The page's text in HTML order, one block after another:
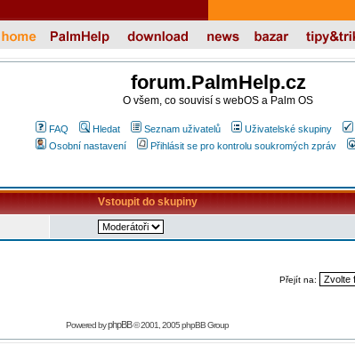
forum.PalmHelp.cz
O všem, co souvisí s webOS a Palm OS
FAQ Hledat Seznam uživatelů Uživatelské skupiny
Osobní nastavení
Přihlásit se pro kontrolu soukromých zpráv
Vstoupit do skupiny
Přejít na:
Powered byphpBB© 2001, 2005 phpBB Group